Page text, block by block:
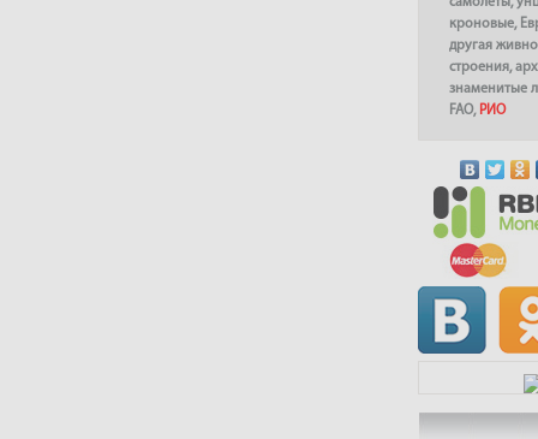
кроновые,
другая
строения,
знаменитые
FAO, РИО